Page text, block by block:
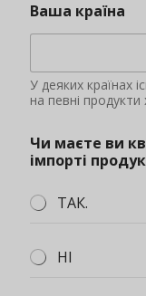
Ваша країна
У деяких країнах
на певні продукти
Чи маєте ви
імпорті
ТАК.
НІ